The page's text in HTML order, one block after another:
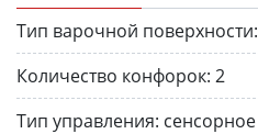
Тип варочной поверхности:
Количество конфорок: 2
Тип управления: сенсорное